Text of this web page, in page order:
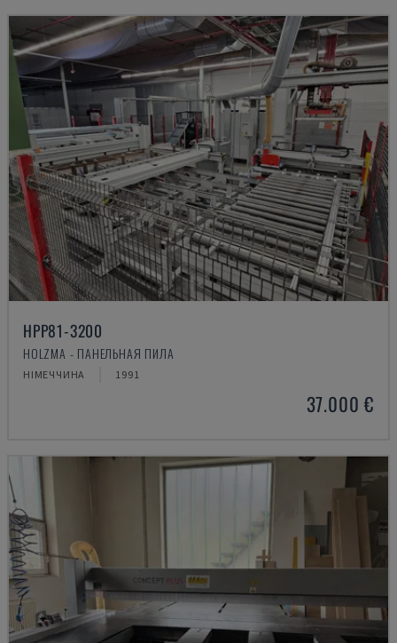
HPP81-3200
HOLZMA - ПАНЕЛЬНАЯ ПИЛА
НІМЕЧЧИНА 1991
37.000 €